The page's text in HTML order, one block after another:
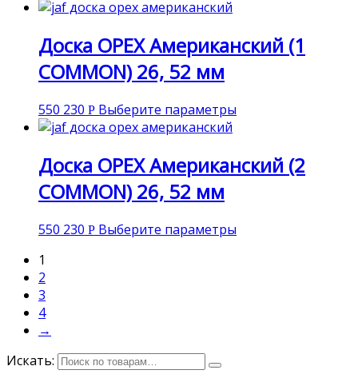
Доска ОРЕХ Американский (1
COMMON) 26, 52 мм
550 230 Р Выберите параметры
Доска ОРЕХ Американский (2
COMMON) 26, 52 мм
550 230 Р Выберите параметры
1
2
3
4
→
Искать: